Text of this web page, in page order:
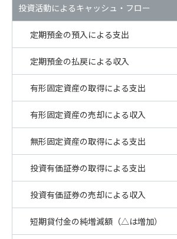
投資活動によるキャッシュ・フロー
定期預金の預入による支出
定期預金の払戻による収入
有形固定資産の取得による支出
有形固定資産の売却による収入
無形固定資産の取得による支出
投資有価証券の取得による支出
投資有価証券の売却による収入
短期貸付金の純増減額（△は増加）